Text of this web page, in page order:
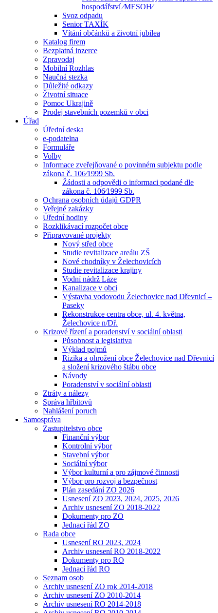
hospodářství ⁄MESOH⁄
Svoz odpadu
Senior TAXÍK
Vítání občánků a životní jubilea
Katalog firem
Bezplatná inzerce
Zpravodaj
Mobilní Rozhlas
Naučná stezka
Důležité odkazy
Životní situace
Pomoc Ukrajině
Prodej stavebních pozemků v obci
Úřad
Úřední deska
e-podatelna
Formuláře
Volby
Informace zveřejňované o povinném subjektu podle
zákona č. 106⁄1999 Sb.
Žádosti a odpovědi o informaci podané dle
zákona č. 106⁄1999 Sb.
Ochrana osobních údajů GDPR
Veřejné zakázky
Úřední hodiny
Rozklikávací rozpočet obce
Připravované projekty
Nový střed obce
Studie revitalizace areálu ZŠ
Nové chodníky v Želechovicích
Studie revitalizace krajiny
Vodní nádrž Láze
Kanalizace v obci
Výstavba vodovodu Želechovice nad Dřevnicí –
Paseky
Rekonstrukce centra obce, ul. 4. května,
Želechovice n/Dř.
Krizové řízení a poradenství v sociální oblasti
Působnost a legislativa
Výklad pojmů
Rizika a ohrožení obce Želechovice nad Dřevnicí
a složení krizového štábu obce
Návody
Poradenství v sociální oblasti
Ztráty a nálezy
Správa hřbitovů
Nahlášení poruch
Samospráva
Zastupitelstvo obce
Finanční výbor
Kontrolní výbor
Stavební výbor
Sociální výbor
Výbor kulturní a pro zájmové činnosti
Výbor pro rozvoj a bezpečnost
Plán zasedání ZO 2026
Usnesení ZO 2023, 2024, 2025, 2026
Archiv usnesení ZO 2018-2022
Dokumenty pro ZO
Jednací řád ZO
Rada obce
Usnesení RO 2023, 2024
Archiv usnesení RO 2018-2022
Dokumenty pro RO
Jednací řád RO
Seznam osob
Archiv usnesení ZO rok 2014-2018
Archiv usnesení ZO 2010-2014
Archiv usnesení RO 2014-2018